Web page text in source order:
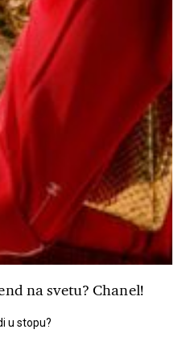
na svetu? Chanel!
u stopu?